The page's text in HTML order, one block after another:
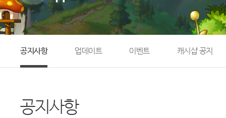
공지사항 업데이트 이벤트 캐시샵 공지
공지사항